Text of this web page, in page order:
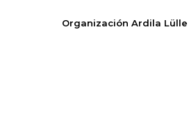
Organización Ardila